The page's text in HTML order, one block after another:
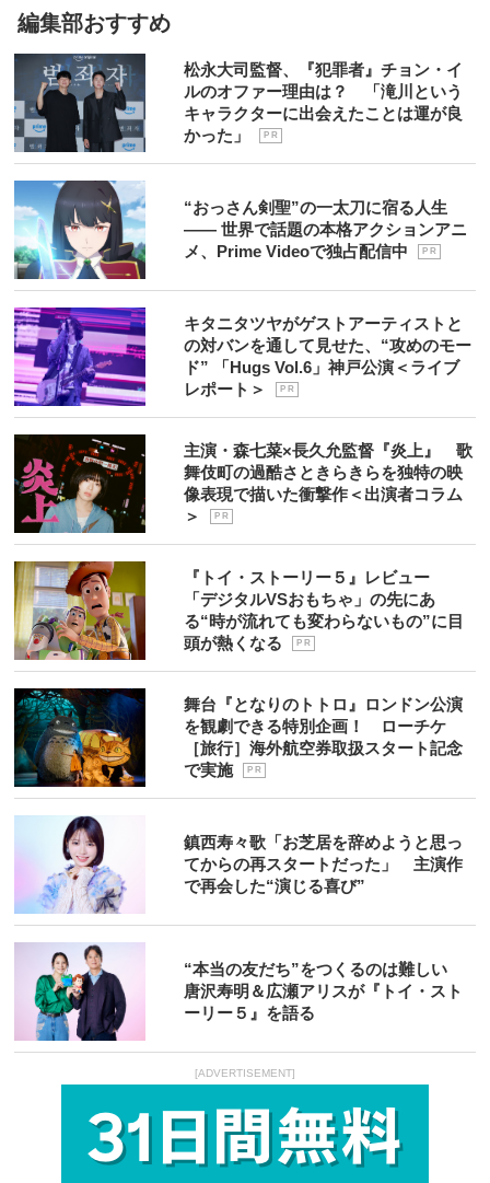
編集部おすすめ
松永大司監督、『犯罪者』チョン・イ
ルのオファー理由は？ 「滝川という
キャラクターに出会えたことは運が良
かった」
P R
“おっさん剣聖”の一太刀に宿る人生
―― 世界で話題の本格アクションアニ
メ、Prime Videoで独占配信中
P R
キタニタツヤがゲストアーティストと
の対バンを通して見せた、“攻めのモー
ド” 「Hugs Vol.6」神戸公演＜ライブ
レポート＞
P R
主演・森七菜×長久允監督『炎上』 歌
舞伎町の過酷さときらきらを独特の映
像表現で描いた衝撃作＜出演者コラム
＞
P R
『トイ・ストーリー５』レビュー
「デジタルVSおもちゃ」の先にあ
る“時が流れても変わらないもの”に目
頭が熱くなる
P R
舞台『となりのトトロ』ロンドン公演
を観劇できる特別企画！ ローチケ
［旅行］海外航空券取扱スタート記念
で実施
P R
鎮西寿々歌「お芝居を辞めようと思っ
てからの再スタートだった」 主演作
で再会した“演じる喜び”
“本当の友だち”をつくるのは難しい
唐沢寿明＆広瀬アリスが『トイ・スト
ーリー５』を語る
[ADVERTISEMENT]